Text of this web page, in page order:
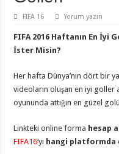
FIFA 16 Yorum yazın
FIFA 2016 Haftanın En İyi
İster Misin?
Her hafta Dünya’nın dört bir
videoların oluşan en iyi goller
oyununda attığın en güzel
Linkteki online forma hesap
FIFA16‘yı hangi platformda